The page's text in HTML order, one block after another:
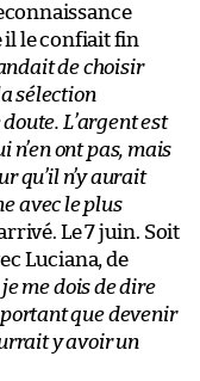
il le confiait fin
de choisir
sélection
L’argent est
n’en ont pas, mais
qu’il n’y aurait
avec le plus
Le 7 juin. Soit
Luciana, de
me dois de dire
que devenir
y avoir un